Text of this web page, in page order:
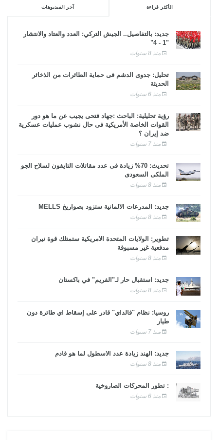
الأكثر قراءة آخر الفيديوهات
جديد: بالتفاصيل.. الجيش التركي: العدد والعتاد والانتشار
"1 - 4"
منذ 8 سنوات
تحليل: جدوى الدشم فى حماية الطائرات من الذخائر
الحديثة
منذ 6 سنوات
رؤية تحليلية: الباحث :جهاد فتحى يجيب عن ما هو دور
القوات الخاصة الأمريكية فى حال نشوب عمليات عسكرية
ضد إيران ؟
منذ 7 سنوات
تحديث: 70% زيادة فى عدد مقاتلات التايفون لسلاح الجو
الملكى السعودى
منذ 8 سنوات
جديد: المدرعات الألمانية ستزود بصواريخ MELLS
منذ 8 سنوات
تطوير: الولايات المتحدة الأمريكية ستمتلك قوة نيران
مدفعية غير مسبوقة
منذ 8 سنوات
جديد: استقبال حار لـ"الفريم" في باكستان
منذ 8 سنوات
روسيا: نظام "فالداي" قادر على إسقاط أي طائرة دون
طيار
منذ 7 سنوات
جديد: الهند زيادة عدد الأسطول لما هو قادم
منذ 8 سنوات
: تطور المحركات الصاروخية
منذ 6 سنوات